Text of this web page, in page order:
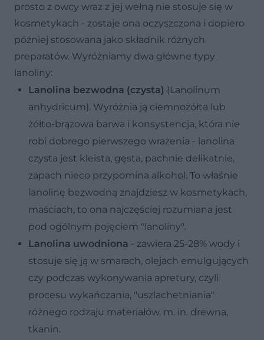
prosto z owcy wraz z jej wełną nie stosuje się w
kosmetykach - zostaje ona oczyszczona i dopiero
później stosowana jako składnik różnych
preparatów. Wyróżniamy dwa główne typy
lanoliny:
Lanolina bezwodna (czysta) (Lanolinum
anhydricum). Wyróżnia ją ciemnożółta lub
żółto-brązowa barwa i konsystencja, która nie
robi dobrego pierwszego wrażenia - lanolina
czysta jest kleista, gęsta, pachnie delikatnie,
zapach nieco przypomina alkohol. To właśnie
lanolinę bezwodną znajdziesz w kosmetykach,
maściach, to ona najczęściej rozumiana jest
pod ogólnym pojęciem "lanoliny".
Lanolina uwodniona - zawiera 25-28% wody i
stosuje się ją w smarach, olejach emulgujących
czy podczas wykonywania apretury, czyli
procesu wykańczania, "uszlachetniania"
różnego rodzaju materiałów, m. in. drewna,
tkanin.